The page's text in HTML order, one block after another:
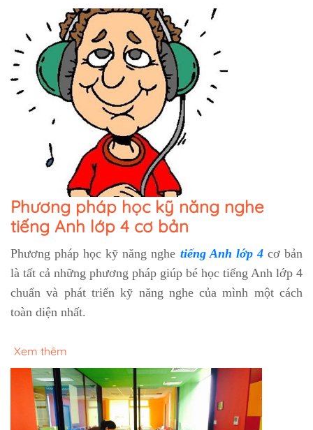
Phương pháp học kỹ năng nghe
tiếng Anh lớp 4 cơ bản
Phương pháp học kỹ năng nghe tiếng Anh lớp 4cơ bản
là tất cả những phương pháp giúp bé học tiếng Anh lớp 4
chuẩn và phát triển kỹ năng nghe của mình một cách
toàn diện nhất.
Xem thêm